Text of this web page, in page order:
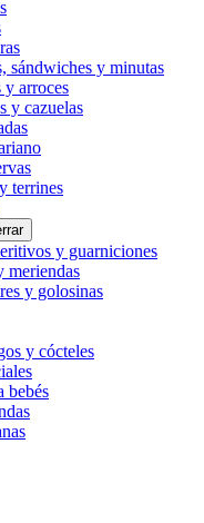
sándwiches y minutas
y arroces
y cazuelas
terrines
y guarniciones
meriendas
y golosinas
y cócteles
bebés